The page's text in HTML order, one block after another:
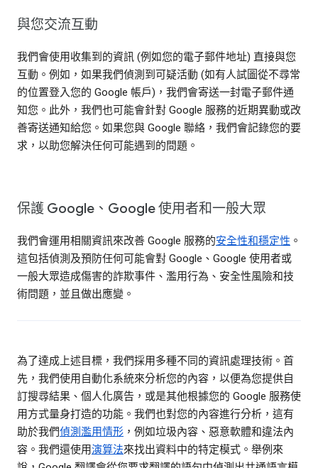
與您交流互動
我們會使用收集到的資訊 (例如您的電子郵件地址) 直接與您
互動。例如，如果我們偵測到可疑活動 (如有人試圖從不尋常
的位置登入您的 Google 帳戶)，我們會寄送一封電子郵件通
知您。此外，我們也可能會針對 Google 服務的近期異動或改
善寄送通知給您。如果您與 Google 聯絡，我們會記錄您的要
求，以助您解決任何可能遇到的問題。
保護 Google、Google 使用者和一般大眾
我們會運用相關資訊來改善 Google 服務的安全性和穩定性 。
這包括偵測及預防任何可能會對 Google、Google 使用者或
一般大眾造成傷害的詐欺事件、濫用行為、安全性風險和技
術問題，並且做出應變。
為了達成上述目標，我們採用多種不同的資訊處理技術。首
先，我們使用自動化系統來分析您的內容，以便為您提供自
訂搜尋結果、個人化廣告，或是其他根據您的 Google 服務使
用方式量身打造的功能。我們也對您的內容進行分析，這有
助於我們偵測濫用情形 ，例如垃圾內容、惡意軟體和違法內
容。我們還使用演算法來找出資料中的特定模式。舉例來